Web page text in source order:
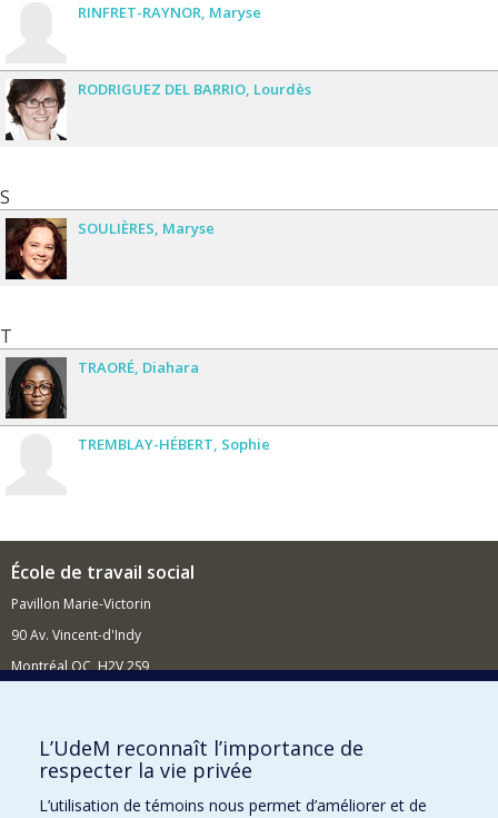
RINFRET-RAYNOR Maryse
RODRIGUEZ DEL BARRIO Lourdès
S
SOULIÈRES Maryse
T
TRAORÉ Diahara
TREMBLAY-HÉBERT Sophie
École de travail social
Pavillon Marie-Victorin
90 Av. Vincent-d'Indy
Montréal QC H2V 2S9
Comment soutenir l'École?
BESOIN D'AIDE?
Plan du site
L’UdeM reconnaît l’importance de
respecter la vie privée
L’utilisation de témoins nous permet d’améliorer et de